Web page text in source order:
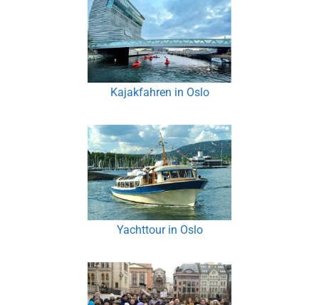
Kajakfahren in Oslo
Yachttour in Oslo